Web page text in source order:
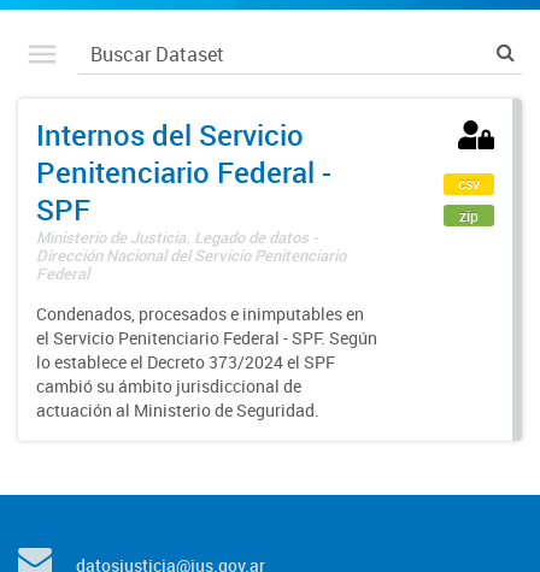
Internos del Servicio
Penitenciario Federal -
SPF
Ministerio de Justicia. Legado de datos -
Dirección Nacional del Servicio Penitenciario
Federal
Condenados, procesados e inimputables en
el Servicio Penitenciario Federal - SPF. Según
lo establece el Decreto 373/2024 el SPF
cambió su ámbito jurisdiccional de
actuación al Ministerio de Seguridad.
csv
zip
datosjusticia@jus.gov.ar